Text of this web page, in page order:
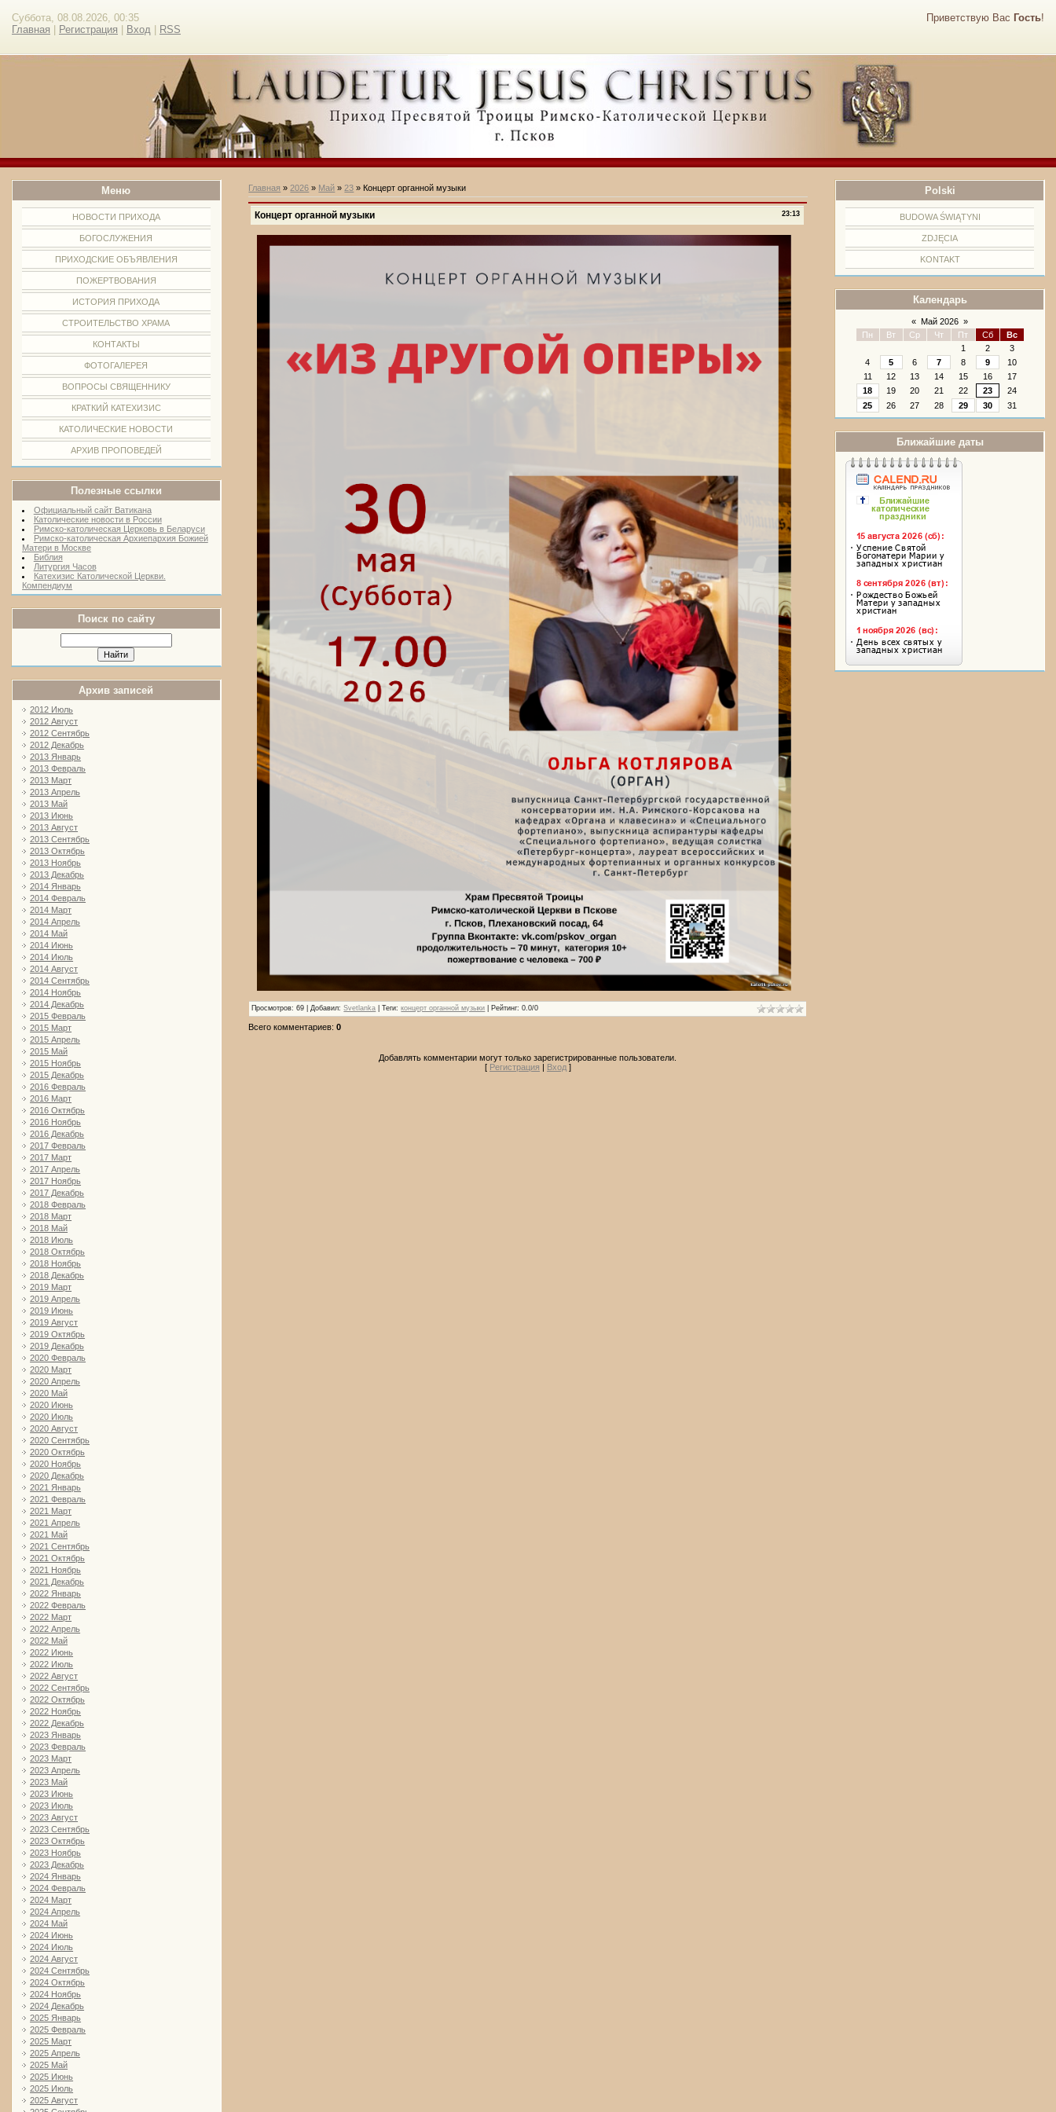
Приветствую Вас Гость!
Суббота, 08.08.2026, 00:35
Главная
Регистрация Вход RSS
Меню
НОВОСТИ ПРИХОДА
БОГОСЛУЖЕНИЯ
ПРИХОДСКИЕ ОБЪЯВЛЕНИЯ
ПОЖЕРТВОВАНИЯ
ИСТОРИЯ ПРИХОДА
СТРОИТЕЛЬСТВО ХРАМА
КОНТАКТЫ
ФОТОГАЛЕРЕЯ
ВОПРОСЫ СВЯЩЕННИКУ
КРАТКИЙ КАТЕХИЗИС
КАТОЛИЧЕСКИЕ НОВОСТИ
АРХИВ ПРОПОВЕДЕЙ
Полезные ссылки
Официальный сайт Ватикана
Католические новости в России
Римско-католическая Церковь в Беларуси
Римско-католическая Архиепархия Божией
Матери в Москве
Библия
Литургия Часов
Катехизис Католической Церкви.
Компендиум
Поиск по сайту
Архив записей
2012 Июль
2012 Август
2012 Сентябрь
2012 Декабрь
2013 Январь
2013 Февраль
2013 Март
2013 Апрель
2013 Май
2013 Июнь
2013 Август
2013 Сентябрь
2013 Октябрь
2013 Ноябрь
2013 Декабрь
2014 Январь
2014 Февраль
2014 Март
2014 Апрель
2014 Май
2014 Июнь
2014 Июль
2014 Август
2014 Сентябрь
2014 Ноябрь
2014 Декабрь
2015 Февраль
2015 Март
2015 Апрель
2015 Май
2015 Ноябрь
2015 Декабрь
2016 Февраль
2016 Март
2016 Октябрь
2016 Ноябрь
2016 Декабрь
2017 Февраль
2017 Март
2017 Апрель
2017 Ноябрь
2017 Декабрь
2018 Февраль
2018 Март
2018 Май
2018 Июль
2018 Октябрь
2018 Ноябрь
2018 Декабрь
2019 Март
2019 Апрель
2019 Июнь
2019 Август
2019 Октябрь
2019 Декабрь
2020 Февраль
2020 Март
2020 Апрель
2020 Май
2020 Июнь
2020 Июль
2020 Август
2020 Сентябрь
2020 Октябрь
2020 Ноябрь
2020 Декабрь
2021 Январь
2021 Февраль
2021 Март
2021 Апрель
2021 Май
2021 Сентябрь
2021 Октябрь
2021 Ноябрь
2021 Декабрь
2022 Январь
2022 Февраль
2022 Март
2022 Апрель
2022 Май
2022 Июнь
2022 Июль
2022 Август
2022 Сентябрь
2022 Октябрь
2022 Ноябрь
2022 Декабрь
2023 Январь
2023 Февраль
2023 Март
2023 Апрель
2023 Май
2023 Июнь
2023 Июль
2023 Август
2023 Сентябрь
2023 Октябрь
2023 Ноябрь
2023 Декабрь
2024 Январь
2024 Февраль
2024 Март
2024 Апрель
2024 Май
2024 Июнь
2024 Июль
2024 Август
2024 Сентябрь
2024 Октябрь
2024 Ноябрь
2024 Декабрь
2025 Январь
2025 Февраль
2025 Март
2025 Апрель
2025 Май
2025 Июнь
2025 Июль
2025 Август
Polski
BUDOWA ŚWIĄTYNI
ZDJĘCIA
KONTAKT
Календарь
« Май 2026 »
Пн
Вт Ср Чт Пт Сб
Вс
1
2
3
4
5 6 7 8 9
10
11
12 13 14 15 16
17
18
19 20 21 22 23
24
25
26 27 28 29 30 31
Ближайшие даты
Главная » 2026 » Май » 23 » Концерт органной музыки
23:13
Концерт органной музыки
Просмотров: 69 | Добавил:Svetlanka |Теги:концерт органной музыки Рейтинг:0.0/0
Всего комментариев:0
Добавлять комментарии могут только зарегистрированные пользователи.
[ Регистрация | Вход]